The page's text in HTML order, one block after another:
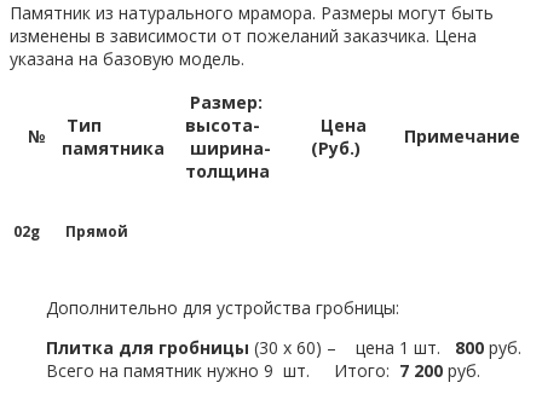
Памятник из натурального мрамора. Размеры могут быть
изменены в зависимости от пожеланий заказчика. Цена
указана на базовую модель.
№
Тип
памятника
Размер:
высота-
ширина-
толщина
Цена
(Руб.)
Примечание
02g Прямой
Дополнительно для устройства гробницы:
Плитка для гробницы (30 х 60) – цена 1 шт. 800 руб.
Всего на памятник нужно 9 шт. Итого: 7 200 руб.